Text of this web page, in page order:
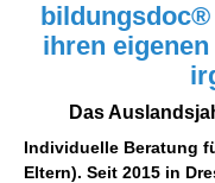
bildungsdoc®
ihren
Das
Individuelle Beratung
Eltern). Seit 2015 in